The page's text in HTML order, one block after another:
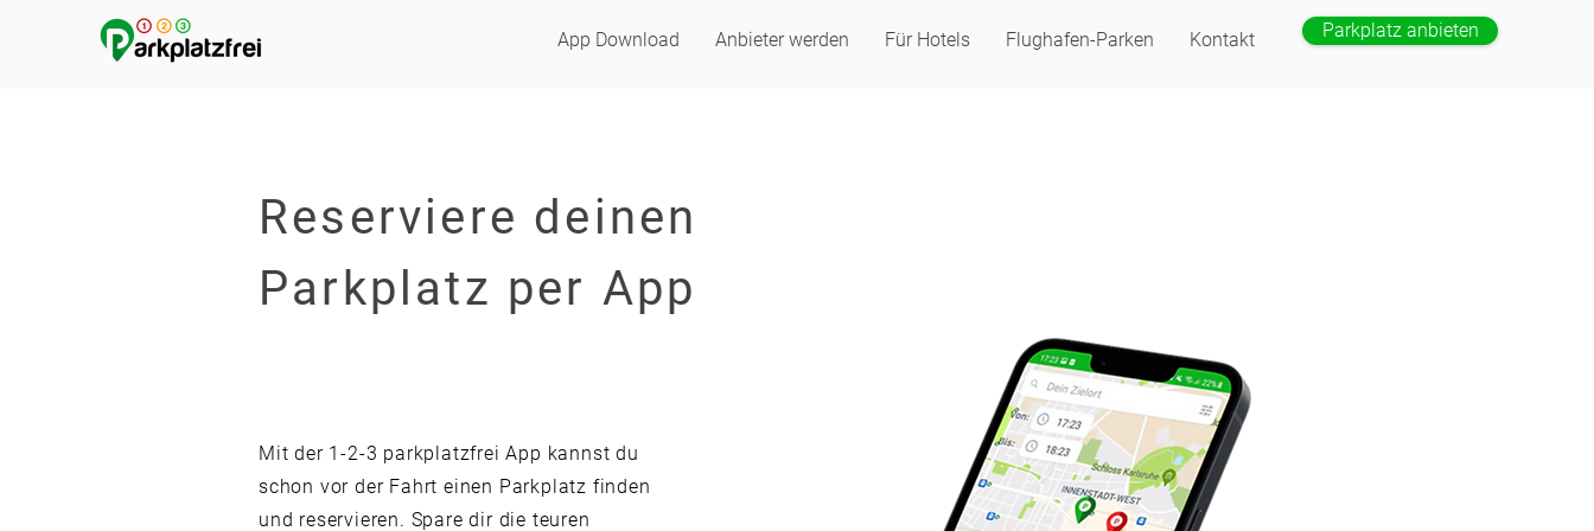
App Download Anbieter werden Für Hotels Flughafen-Parken Kontakt Parkplatz anbieten
Mit der 1-2-3 parkplatzfrei App kannst du
schon vor der Fahrt einen Parkplatz finden
und reservieren. Spare dir die teuren
Reserviere deinen
Parkplatz per App